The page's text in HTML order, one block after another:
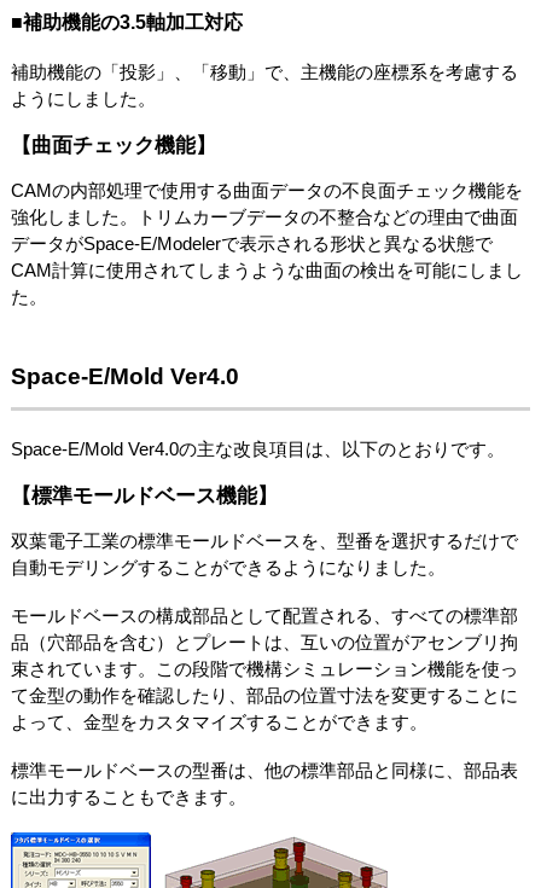
■補助機能の3.5軸加工対応
補助機能の「投影」、「移動」で、主機能の座標系を考慮する
ようにしました。
【曲面チェック機能】
CAMの内部処理で使用する曲面データの不良面チェック機能を
強化しました。トリムカーブデータの不整合などの理由で曲面
データがSpace-E/Modelerで表示される形状と異なる状態で
CAM計算に使用されてしまうような曲面の検出を可能にしまし
た。
Space-E/Mold Ver4.0
Space-E/Mold Ver4.0の主な改良項目は、以下のとおりです。
【標準モールドベース機能】
双葉電子工業の標準モールドベースを、型番を選択するだけで
自動モデリングすることができるようになりました。
モールドベースの構成部品として配置される、すべての標準部
品（穴部品を含む）とプレートは、互いの位置がアセンブリ拘
束されています。この段階で機構シミュレーション機能を使っ
て金型の動作を確認したり、部品の位置寸法を変更することに
よって、金型をカスタマイズすることができます。
標準モールドベースの型番は、他の標準部品と同様に、部品表
に出力することもできます。